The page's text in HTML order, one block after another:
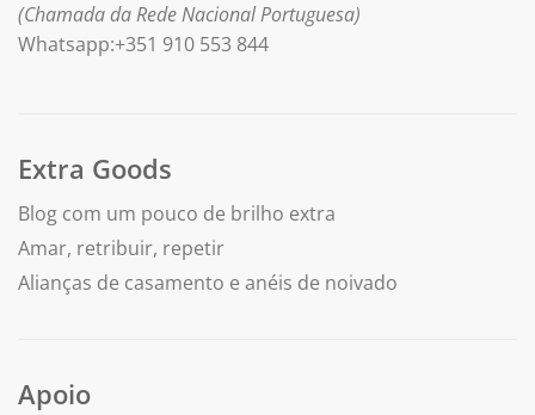
(Chamada da Rede Nacional Portuguesa)
Whatsapp:+351 910 553 844
Extra Goods
Blog com um pouco de brilho extra
Amar, retribuir, repetir
Alianças de casamento e anéis de noivado
Apoio